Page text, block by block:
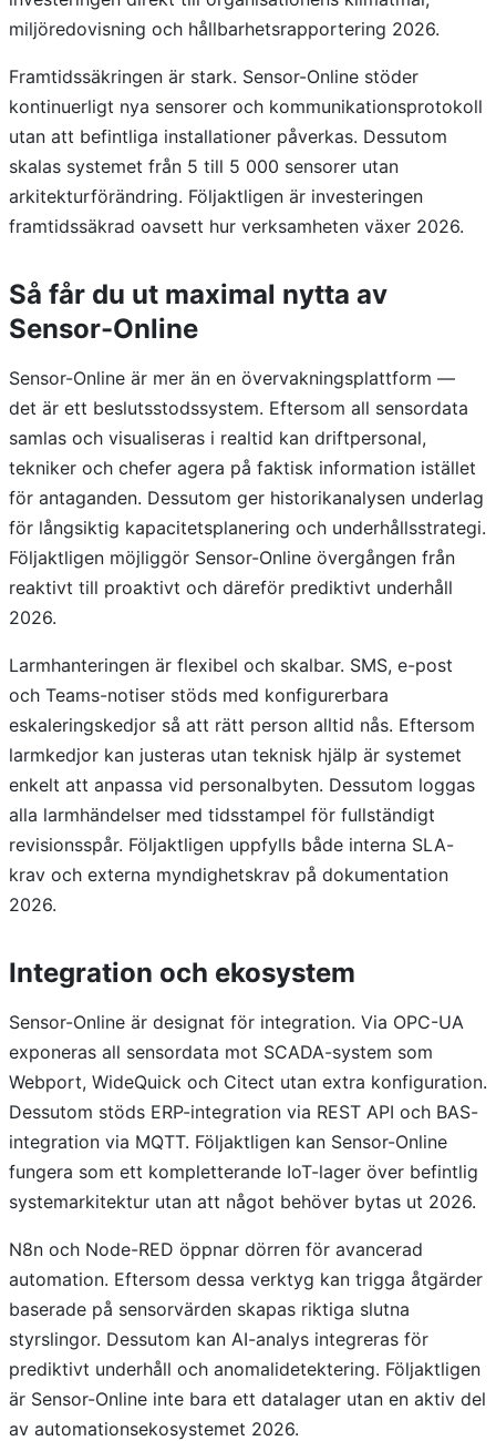
miljöredovisning och hållbarhetsrapportering 2026.
Framtidssäkringen är stark. Sensor-Online stöder
kontinuerligt nya sensorer och kommunikationsprotokoll
utan att befintliga installationer påverkas. Dessutom
skalas systemet från 5 till 5 000 sensorer utan
arkitekturförändring. Följaktligen är investeringen
framtidssäkrad oavsett hur verksamheten växer 2026.
Så får du ut maximal nytta av
Sensor-Online
Sensor-Online är mer än en övervakningsplattform —
det är ett beslutsstodssystem. Eftersom all sensordata
samlas och visualiseras i realtid kan driftpersonal,
tekniker och chefer agera på faktisk information istället
för antaganden. Dessutom ger historikanalysen underlag
för långsiktig kapacitetsplanering och underhållsstrategi.
Följaktligen möjliggör Sensor-Online övergången från
reaktivt till proaktivt och däreför prediktivt underhåll
2026.
Larmhanteringen är flexibel och skalbar. SMS, e-post
och Teams-notiser stöds med konfigurerbara
eskaleringskedjor så att rätt person alltid nås. Eftersom
larmkedjor kan justeras utan teknisk hjälp är systemet
enkelt att anpassa vid personalbyten. Dessutom loggas
alla larmhändelser med tidsstampel för fullständigt
revisionsspår. Följaktligen uppfylls både interna SLA-
krav och externa myndighetskrav på dokumentation
2026.
Integration och ekosystem
Sensor-Online är designat för integration. Via OPC-UA
exponeras all sensordata mot SCADA-system som
Webport, WideQuick och Citect utan extra konfiguration.
Dessutom stöds ERP-integration via REST API och BAS-
integration via MQTT. Följaktligen kan Sensor-Online
fungera som ett kompletterande IoT-lager över befintlig
systemarkitektur utan att något behöver bytas ut 2026.
N8n och Node-RED öppnar dörren för avancerad
automation. Eftersom dessa verktyg kan trigga åtgärder
baserade på sensorvärden skapas riktiga slutna
styrslingor. Dessutom kan AI-analys integreras för
prediktivt underhåll och anomalidetektering. Följaktligen
är Sensor-Online inte bara ett datalager utan en aktiv del
av automationsekosystemet 2026.